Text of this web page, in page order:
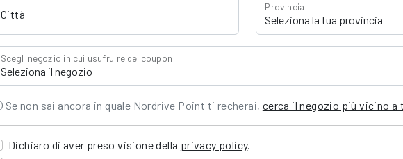
Città
Provincia
Scegli negozio in cui usufruire del coupon
Se non sai ancora in quale Nordrive Point ti recherai, cerca il negozio più vicino a
Dichiaro di aver preso visione della privacy policy.